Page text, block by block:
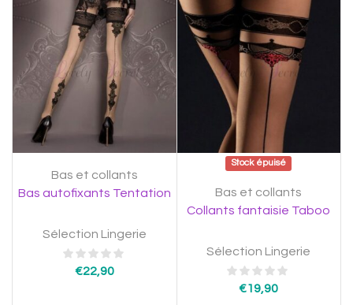
Bas et collants
Bas autofixants Tentation
Sélection Lingerie
€22,90
Stock épuisé
Bas et collants
Collants fantaisie Taboo
Sélection Lingerie
€19,90